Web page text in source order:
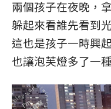
兩個孩子在夜晚，
躲起來看誰先看到光
這也是孩子一時興
也讓泡芙燈多了一